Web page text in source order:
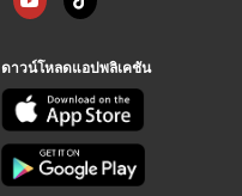
ดาวน์โหลดแอปพลิเคชัน